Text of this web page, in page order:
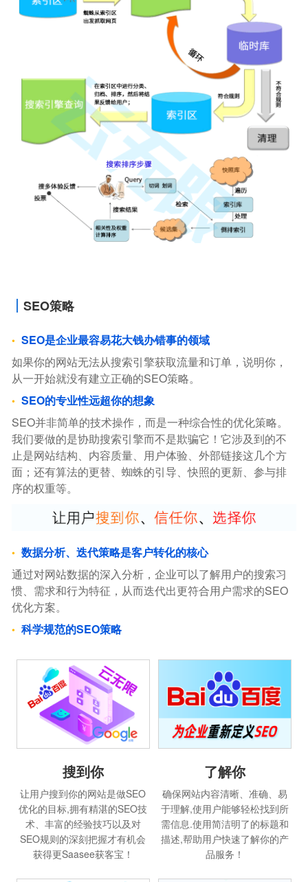
SEO策略
SEO是企业最容易花大钱办错事的领域
如果你的网站无法从搜索引擎获取流量和订单，说明你，
从一开始就没有建立正确的SEO策略。
SEO的专业性远超你的想象
SEO并非简单的技术操作，而是一种综合性的优化策略。
我们要做的是协助搜索引擎而不是欺骗它！它涉及到的不
止是网站结构、内容质量、用户体验、外部链接这几个方
面；还有算法的更替、蜘蛛的引导、快照的更新、参与排
序的权重等。
数据分析、迭代策略是客户转化的核心
通过对网站数据的深入分析，企业可以了解用户的搜索习
惯、需求和行为特征，从而迭代出更符合用户需求的SEO
优化方案。
科学规范的SEO策略
搜到你
让用户搜到你的网站是做SEO
优化的目标,拥有精湛的SEO技
术、丰富的经验技巧以及对
SEO规则的深刻把握才有机会
获得更Saasee获客宝！
了解你
确保网站内容清晰、准确、易
于理解,使用户能够轻松找到所
需信息.使用简洁明了的标题和
描述,帮助用户快速了解你的产
品服务！